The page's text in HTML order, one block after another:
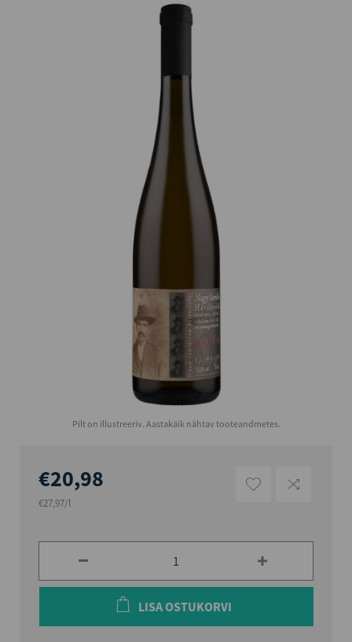
Pilt on illustreeriv. Aastakäik nähtav tooteandmetes.
€20,98
€27,97/l
LISA OSTUKORVI